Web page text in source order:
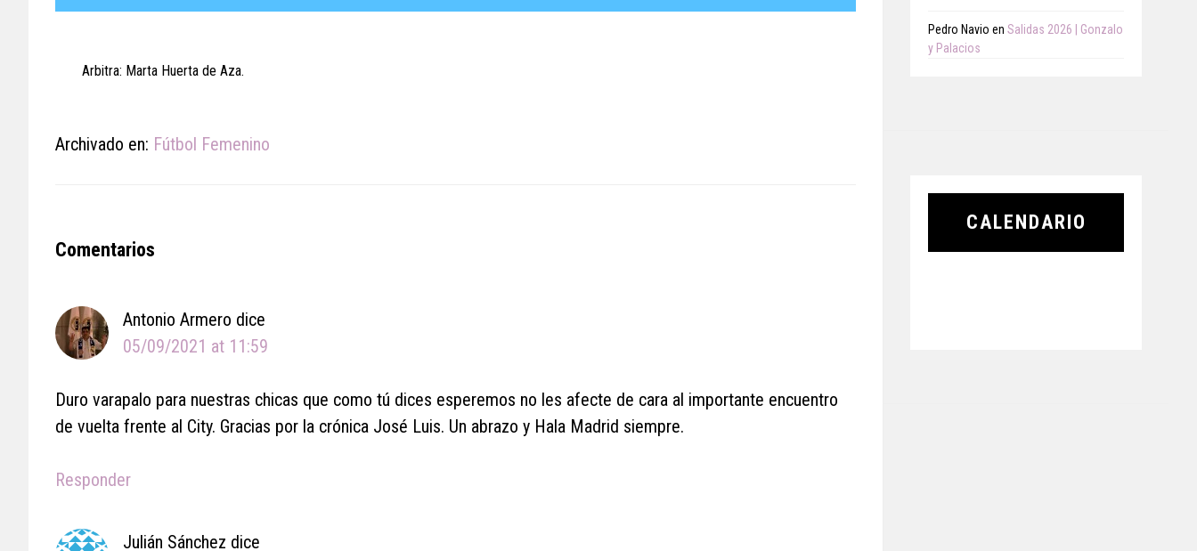
Arbitra: Marta Huerta de Aza.
Archivado en: Fútbol Femenino
Reader
Comentarios
Antonio Armero dice
05/09/2021 at 11:59
Duro varapalo para nuestras chicas que como tú dices esperemos no les afecte de cara al importante encuentro
de vuelta frente al City. Gracias por la crónica José Luis. Un abrazo y Hala Madrid siempre.
Responder
Julián Sánchez dice
Pedro Navio en Salidas 2026 | Gonzalo
y Palacios
CALENDARIO